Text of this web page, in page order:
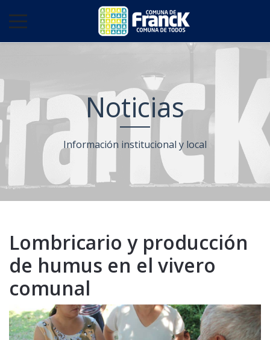
Noticias
Información institucional y local
Lombricario y producción
de humus en el vivero
comunal